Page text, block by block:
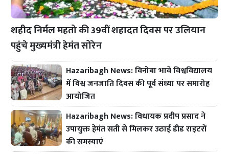
शहीद निर्मल महतो की 39वीं शहादत दिवस पर उलियान
पहुंचे मुख्यमंत्री हेमंत सोरेन
Hazaribagh News: विनोबा भावे विश्वविद्यालय
में विश्व जनजाति दिवस की पूर्व संध्या पर समारोह
आयोजित
Hazaribagh News: विधायक प्रदीप प्रसाद ने
उपायुक्त हेमंत सती से मिलकर उठाई डीड राइटरों
की समस्याएं